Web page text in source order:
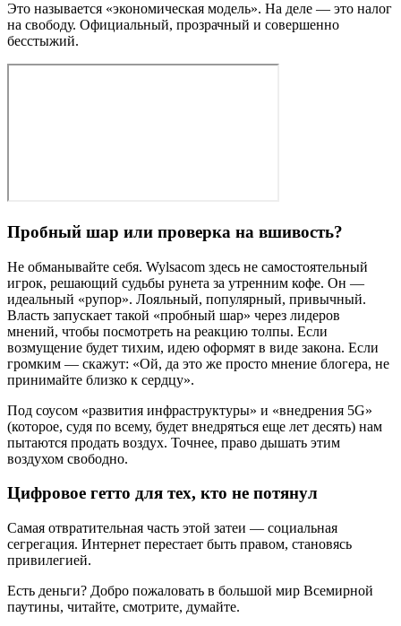
Это называется «экономическая модель». На деле — это налог
на свободу. Официальный, прозрачный и совершенно
бесстыжий.
Пробный шар или проверка на вшивость?
Не обманывайте себя. Wylsacom здесь не самостоятельный
игрок, решающий судьбы рунета за утренним кофе. Он —
идеальный «рупор». Лояльный, популярный, привычный.
Власть запускает такой «пробный шар» через лидеров
мнений, чтобы посмотреть на реакцию толпы. Если
возмущение будет тихим, идею оформят в виде закона. Если
громким — скажут: «Ой, да это же просто мнение блогера, не
принимайте близко к сердцу».
Под соусом «развития инфраструктуры» и «внедрения 5G»
(которое, судя по всему, будет внедряться еще лет десять) нам
пытаются продать воздух. Точнее, право дышать этим
воздухом свободно.
Цифровое гетто для тех, кто не потянул
Самая отвратительная часть этой затеи — социальная
сегрегация. Интернет перестает быть правом, становясь
привилегией.
Есть деньги? Добро пожаловать в большой мир Всемирной
паутины, читайте, смотрите, думайте.